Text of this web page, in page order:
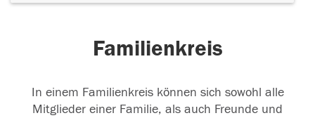
Familienkreis
In einem Familienkreis können sich sowohl alle
Mitglieder einer Familie, als auch Freunde und